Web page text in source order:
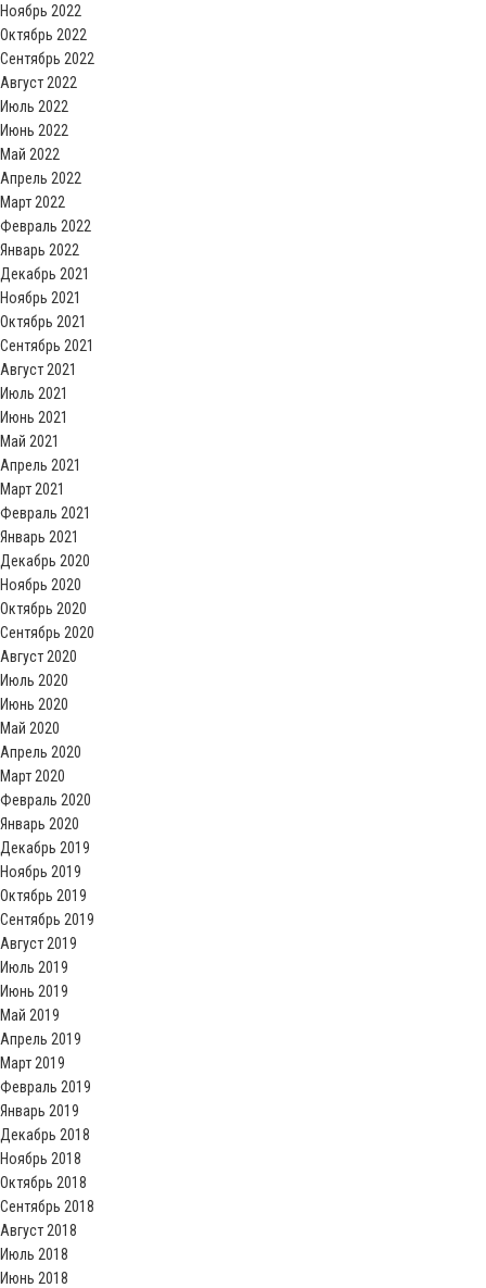
Ноябрь 2022
Октябрь 2022
Сентябрь 2022
Август 2022
Июль 2022
Июнь 2022
Май 2022
Апрель 2022
Март 2022
Февраль 2022
Январь 2022
Декабрь 2021
Ноябрь 2021
Октябрь 2021
Сентябрь 2021
Август 2021
Июль 2021
Июнь 2021
Май 2021
Апрель 2021
Март 2021
Февраль 2021
Январь 2021
Декабрь 2020
Ноябрь 2020
Октябрь 2020
Сентябрь 2020
Август 2020
Июль 2020
Июнь 2020
Май 2020
Апрель 2020
Март 2020
Февраль 2020
Январь 2020
Декабрь 2019
Ноябрь 2019
Октябрь 2019
Сентябрь 2019
Август 2019
Июль 2019
Июнь 2019
Май 2019
Апрель 2019
Март 2019
Февраль 2019
Январь 2019
Декабрь 2018
Ноябрь 2018
Октябрь 2018
Сентябрь 2018
Август 2018
Июль 2018
Июнь 2018